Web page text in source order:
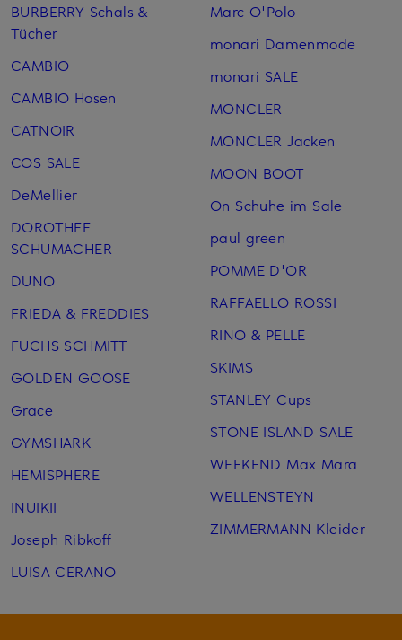
BURBERRY Schals &
Tücher
CAMBIO
CAMBIO Hosen
CATNOIR
COS SALE
DeMellier
DOROTHEE
SCHUMACHER
DUNO
FRIEDA & FREDDIES
FUCHS SCHMITT
GOLDEN GOOSE
Grace
GYMSHARK
HEMISPHERE
INUIKII
Joseph Ribkoff
LUISA CERANO
Marc O'Polo
monari Damenmode
monari SALE
MONCLER
MONCLER Jacken
MOON BOOT
On Schuhe im Sale
paul green
POMME D'OR
RAFFAELLO ROSSI
RINO & PELLE
SKIMS
STANLEY Cups
STONE ISLAND SALE
WEEKEND Max Mara
WELLENSTEYN
ZIMMERMANN Kleider